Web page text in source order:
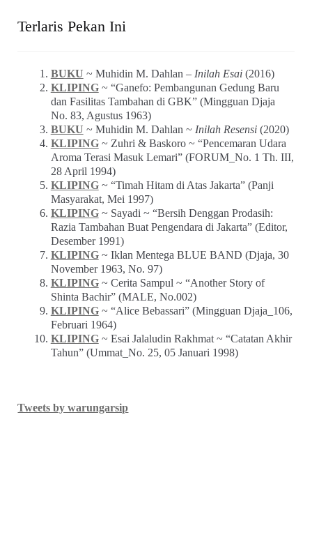
Terlaris Pekan Ini
BUKU ~ Muhidin M. Dahlan – Inilah Esai(2016)
KLIPING~ “Ganefo: Pembangunan Gedung Baru
dan Fasilitas Tambahan di GBK” (Mingguan Djaja
No. 83, Agustus 1963)
BUKU ~ Muhidin M. Dahlan ~ Inilah Resensi(2020)
KLIPING~ Zuhri & Baskoro ~ “Pencemaran Udara
Aroma Terasi Masuk Lemari” (FORUM_No. 1 Th. III,
28 April 1994)
KLIPING~ “Timah Hitam di Atas Jakarta” (Panji
Masyarakat, Mei 1997)
KLIPING~ Sayadi ~ “Bersih Denggan Prodasih:
Razia Tambahan Buat Pengendara di Jakarta” (Editor,
Desember 1991)
KLIPING~ Iklan Mentega BLUE BAND (Djaja, 30
November 1963, No. 97)
KLIPING~ Cerita Sampul ~ “Another Story of
Shinta Bachir” (MALE, No.002)
KLIPING~ “Alice Bebassari” (Mingguan Djaja_106,
Februari 1964)
KLIPING~ Esai Jalaludin Rakhmat ~ “Catatan Akhir
Tahun” (Ummat_No. 25, 05 Januari 1998)
Tweets by warungarsip